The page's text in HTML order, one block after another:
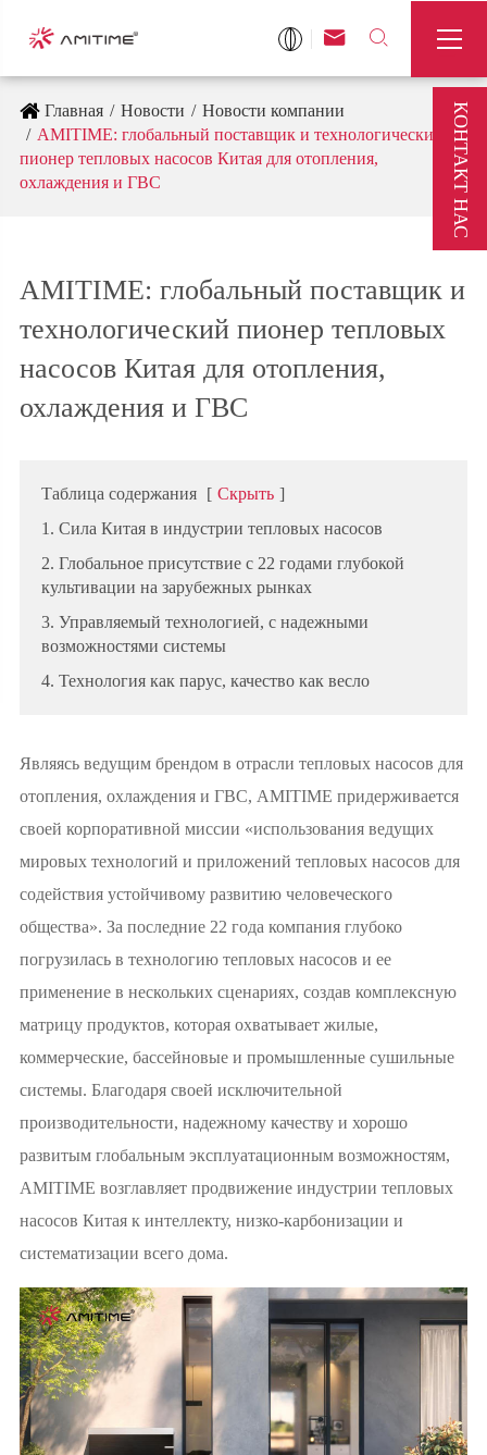
 

Главная Новости
Новости компании
AMITIME: глобальный поставщик и технологический
пионер тепловых насосов Китая для отопления,
охлаждения и ГВС
AMITIME: глобальный поставщик и
технологический пионер тепловых
насосов Китая для отопления,
охлаждения и ГВС
Таблица содержания [ Скрыть ]
1. Сила Китая в индустрии тепловых насосов
2. Глобальное присутствие с 22 годами глубокой
культивации на зарубежных рынках
3. Управляемый технологией, с надежными
возможностями системы
4. Технология как парус, качество как весло
Являясь ведущим брендом в отрасли тепловых насосов для
отопления, охлаждения и ГВС, AMITIME придерживается
своей корпоративной миссии «использования ведущих
мировых технологий и приложений тепловых насосов для
содействия устойчивому развитию человеческого
общества». За последние 22 года компания глубоко
погрузилась в технологию тепловых насосов и ее
применение в нескольких сценариях, создав комплексную
матрицу продуктов, которая охватывает жилые,
коммерческие, бассейновые и промышленные сушильные
системы. Благодаря своей исключительной
производительности, надежному качеству и хорошо
развитым глобальным эксплуатационным возможностям,
AMITIME возглавляет продвижение индустрии тепловых
насосов Китая к интеллекту, низко-карбонизации и
систематизации всего дома.
КОНТАКТ НАС